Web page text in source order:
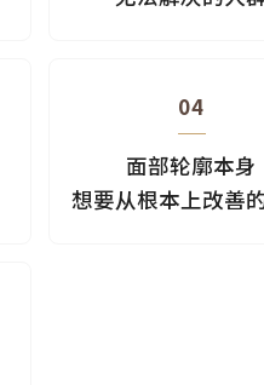
04
面部轮廓本身
想要从根本上改善